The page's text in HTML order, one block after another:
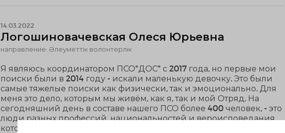
14.03.2022
Логошиновачевская Олеся Юрьевна
направление: Әлеуметтік волонтерлік
Я являюсь координатором ПСО"ДОС" с 2017 года, но первые мои
поиски были в 2014 году - искали маленькую девочку. Это были
самые тяжелые поиски как физически, так и эмоционально. Для
меня это дело, которым мы живём, как я, так и мой Отряд. На
сегодняшний день в составе нашего ПСО более 400 человек, - это
люди разных профессий, национальностей и вероисповедания,
которые не могут пройти мимо чужой беды.